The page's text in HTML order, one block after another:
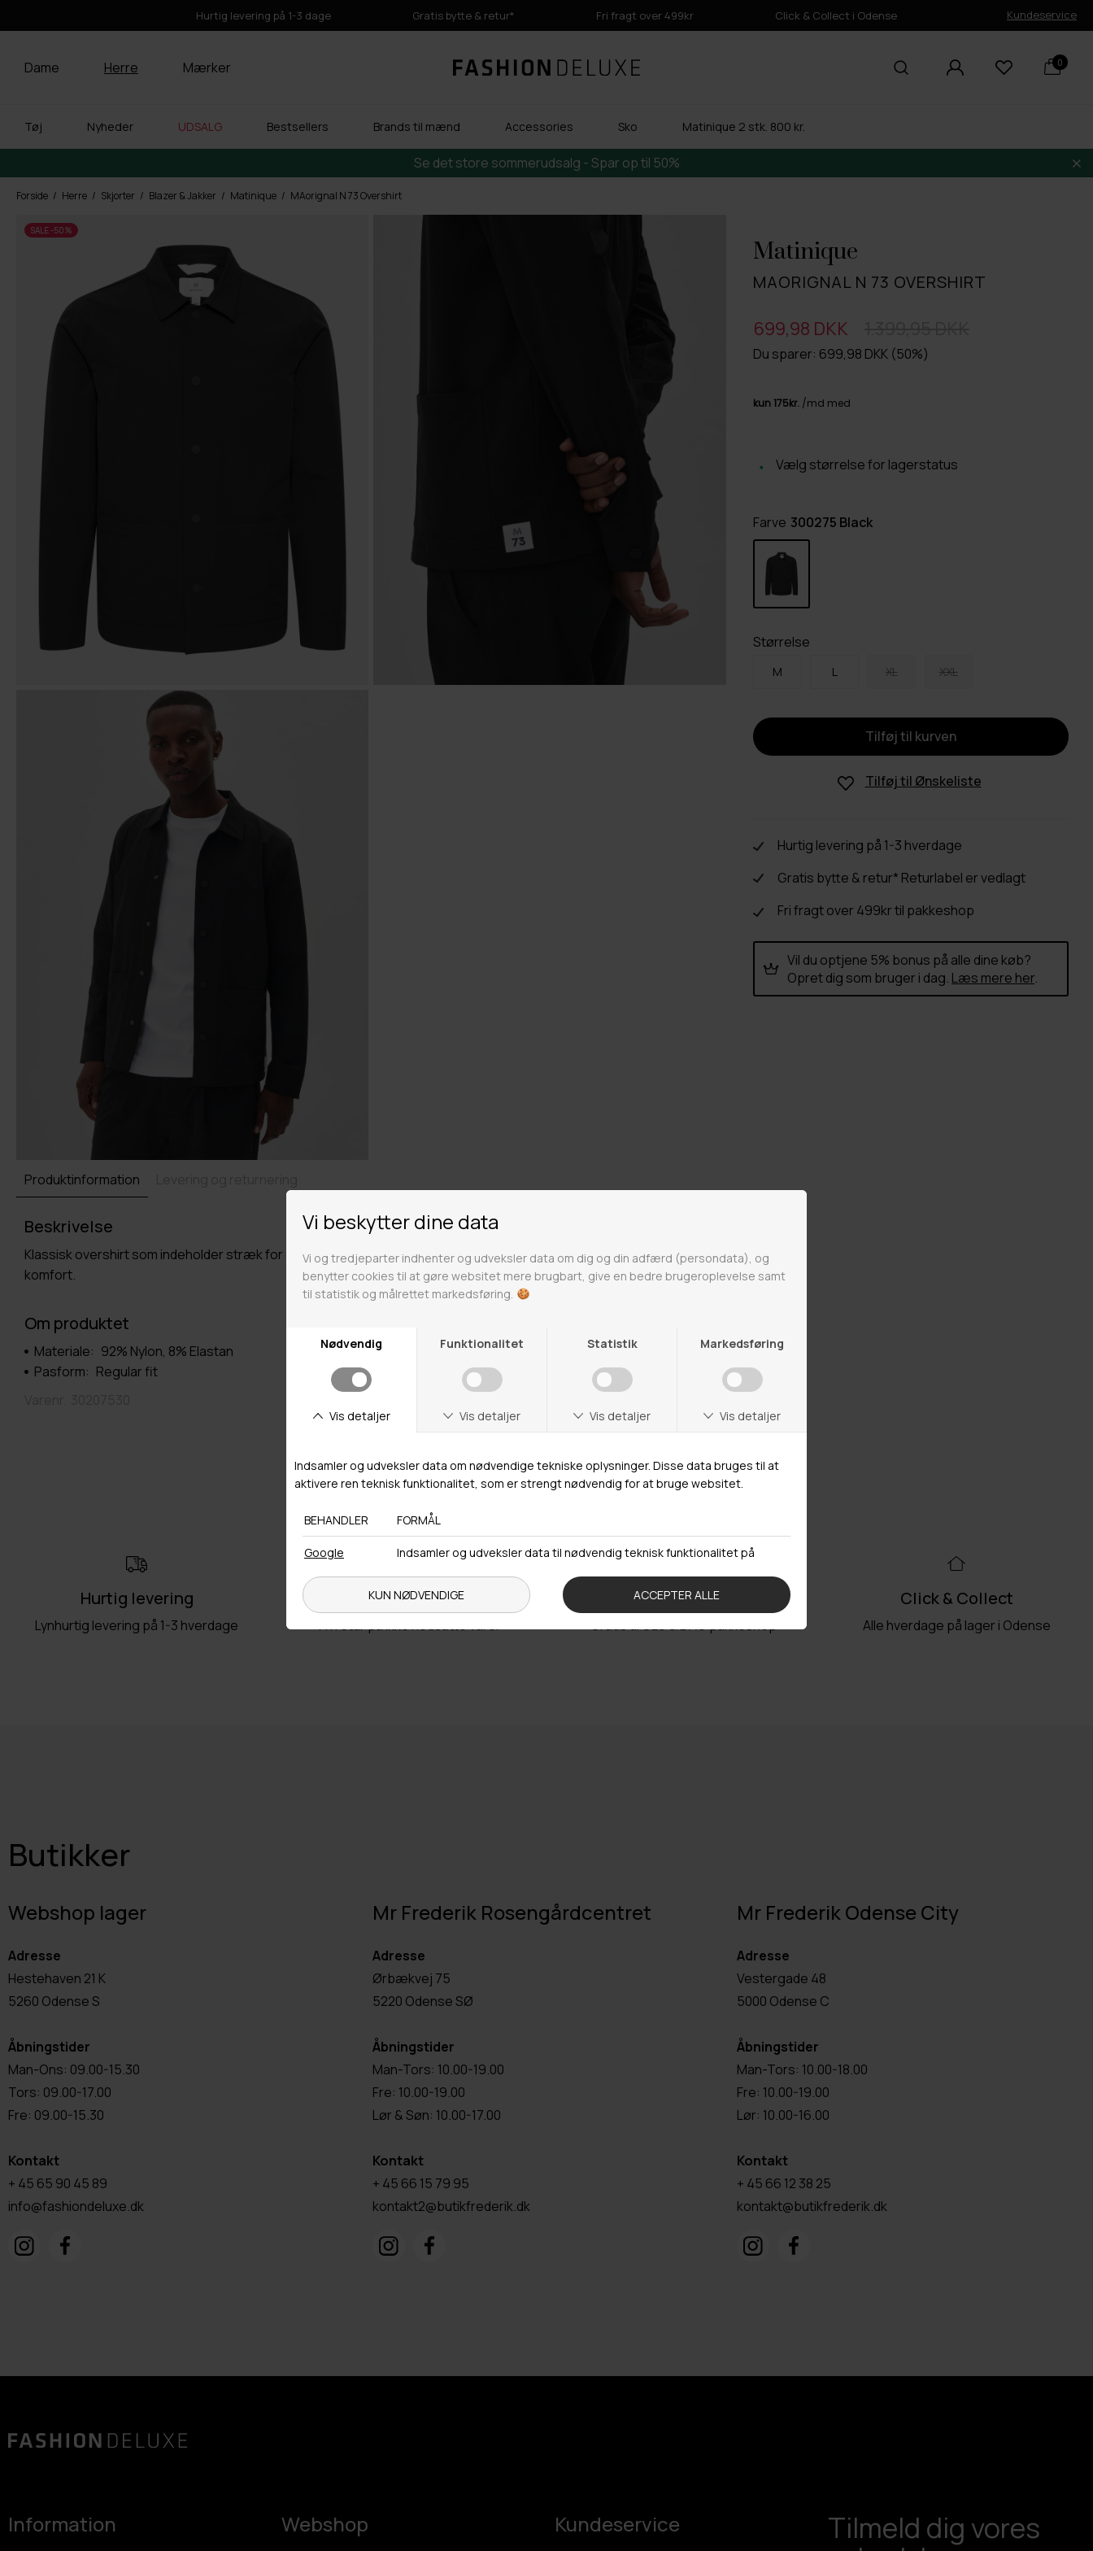
Hurtig levering på 1-3 dage Gratis bytte & retur* Fri fragt over 499kr Click & Collect i Odense Kundeservice
Dame Herre Mærker 0
Tøj Nyheder UDSALG Bestsellers Brands til mænd Accessories Sko Matinique 2 stk. 800 kr.
Se det store sommerudsalg - Spar op til 50%
Forside Herre Skjorter Blazer & Jakker Matinique MAorignal N 73 Overshirt
Matinique
MAORIGNAL N 73 OVERSHIRT
Du sparer: 699,98 DKK (50%)
699,98 DKK
Vælg størrelse for lagerstatus
Farve 300275 Black
Størrelse
M L XL XXL
Tilføj til Ønskeliste
Hurtig levering på 1-3 hverdage
Gratis bytte & retur* Returlabel er vedlagt
Fri fragt over 499kr til pakkeshop
Vil du optjene 5% bonus på alle dine køb?
Opret dig som bruger i dag. Læs mere her.
SALE -50%
Produktinformation
Beskrivelse
Klassisk overshirt som indeholder stræk for ekstra
komfort.
Om produktet
Materiale: 92% Nylon, 8% Elastan
Pasform: Regular fit
Matinique
Matinique er et dansk brand som klæder den moderne
mand på til et stilsikkert liv i byen. Deres kollektioner er
tidløse, hvor det formelle og afslappede look
Det sikrer Matinique-manden en moderne stil, med
mulighed for at udtrykke sin individualitet. Med 50 års
erfaring er Matinique den urbane mands foretrukne
brand. Udforsk hele vores store udvalg fra Matinique
her på siden.
Hurtig levering
Lynhurtig levering på 1-3 hverdage
Returlabel vedlagt
Fri retur på ikke nedsatte varer
Fri fragt over 499kr
Gratis til GLS & DAO pakkeshop
Click & Collect
Alle hverdage på lager i Odense
Butikker
Webshop lager
Adresse
Hestehaven 21 K
5260 Odense S
Åbningstider
Man-Ons: 09.00-15.30
Tors: 09.00-17.00
Fre: 09.00-15.30
Kontakt
+ 45 65 90 45 89
info@fashiondeluxe.dk
Mr Frederik Rosengårdcentret
Adresse
Ørbækvej 75
5220 Odense SØ
Åbningstider
Man-Tors: 10.00-19.00
Fre: 10.00-19.00
Lør & Søn: 10.00-17.00
Kontakt
+ 45 66 15 79 95
kontakt2@butikfrederik.dk
Mr Frederik Odense City
Adresse
Vestergade 48
5000 Odense C
Åbningstider
Man-Tors: 10.00-18.00
Fre: 10.00-19.00
Lør: 10.00-16.00
Kontakt
+ 45 66 12 38 25
kontakt@butikfrederik.dk
Information Webshop Kundeservice
Tilmeld dig vores